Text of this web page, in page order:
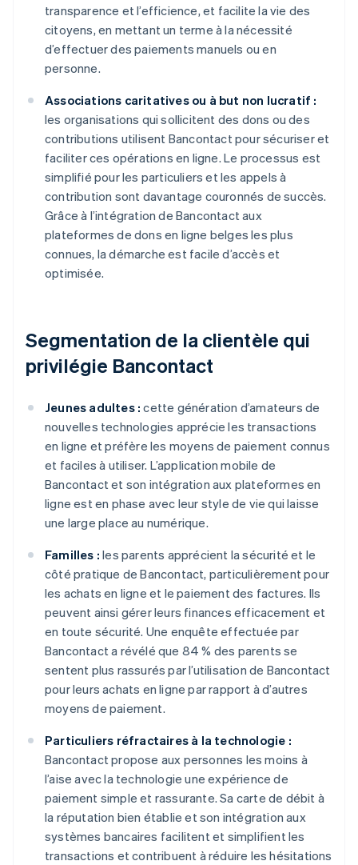
transparence et l’efficience, et facilite la vie des
citoyens, en mettant un terme à la nécessité
d’effectuer des paiements manuels ou en
personne.
Associations caritatives ou à but non lucratif :
les organisations qui sollicitent des dons ou des
contributions utilisent Bancontact pour sécuriser et
faciliter ces opérations en ligne. Le processus est
simplifié pour les particuliers et les appels à
contribution sont davantage couronnés de succès.
Grâce à l’intégration de Bancontact aux
plateformes de dons en ligne belges les plus
connues, la démarche est facile d’accès et
optimisée.
Segmentation de la clientèle qui
privilégie Bancontact
Jeunes adultes : cette génération d’amateurs de
nouvelles technologies apprécie les transactions
en ligne et préfère les moyens de paiement connus
et faciles à utiliser. L’application mobile de
Bancontact et son intégration aux plateformes en
ligne est en phase avec leur style de vie qui laisse
une large place au numérique.
Familles : les parents apprécient la sécurité et le
côté pratique de Bancontact, particulièrement pour
les achats en ligne et le paiement des factures. Ils
peuvent ainsi gérer leurs finances efficacement et
en toute sécurité. Une enquête effectuée par
Bancontact a révélé que 84 % des parents se
sentent plus rassurés par l’utilisation de Bancontact
pour leurs achats en ligne par rapport à d’autres
moyens de paiement.
Particuliers réfractaires à la technologie :
Bancontact propose aux personnes les moins à
l’aise avec la technologie une expérience de
paiement simple et rassurante. Sa carte de débit à
la réputation bien établie et son intégration aux
systèmes bancaires facilitent et simplifient les
transactions et contribuent à réduire les hésitations